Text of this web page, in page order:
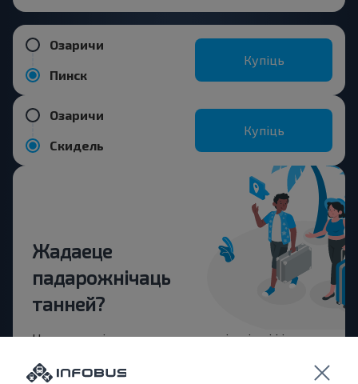
Озаричи
Пинск
Купіць
Озаричи
Скидель
Купіць
Жадаеце
падарожнічаць
танней?
Не прапусці спецыяльныя акцыі, зніжкі і іншыя
атрыманне навін і падарожнічай з намі танней!